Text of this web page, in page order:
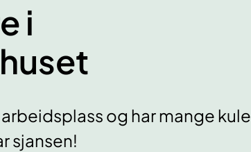
i
og har mange kule
sjansen!